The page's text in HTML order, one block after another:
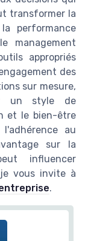
transformer la
performance
management
appropriés
des
sur mesure,
un style de
et le bien-être
au
sur la
influencer
vous invite à
.